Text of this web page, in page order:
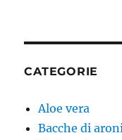
CATEGORIE
Aloe vera
Bacche di